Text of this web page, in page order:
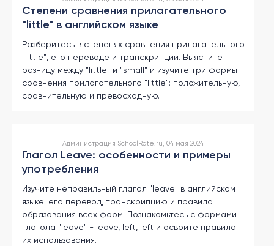
другой
Личный
школы
Добавить
школу
Степени сравнения прилагательного
"little" в английском языке
Разберитесь в степенях сравнения прилагательного
"little", его переводе и транскрипции. Выясните
разницу между "little" и "small" и изучите три формы
сравнения прилагательного "little": положительную,
сравнительную и превосходную.
Администрация SchoolRate.ru, 04 мая 2024
Глагол Leave: особенности и примеры
употребления
Изучите неправильный глагол "leave" в английском
языке: его перевод, транскрипцию и правила
образования всех форм. Познакомьтесь с формами
глагола "leave" - leave, left, left и освойте правила
их использования.